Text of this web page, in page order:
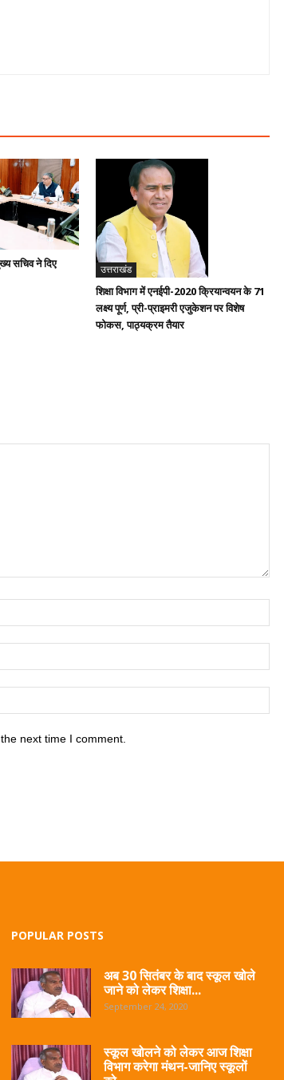
सचिव ने दिए
उत्तराखंड
शिक्षा विभाग में एनईपी-2020 क्रियान्वयन के 71
लक्ष्य पूर्ण, प्री-प्राइमरी एजुकेशन पर विशेष
फोकस, पाठ्यक्रम तैयार
next time I comment.
POPULAR POSTS
अब 30 सितंबर के बाद स्कूल खोले
जाने को लेकर शिक्षा...
September 24, 2020
स्कूल खोलने को लेकर आज शिक्षा
विभाग करेगा मंथन-जानिए स्कूलों